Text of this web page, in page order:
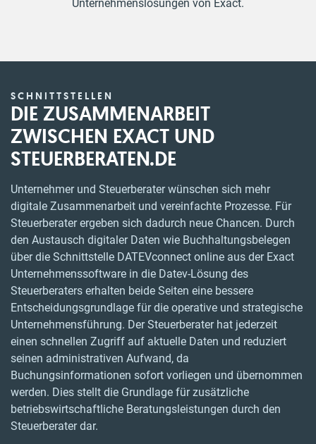
Unternehmenslösungen von Exact.
SCHNITTSTELLEN
DIE ZUSAMMENARBEIT
ZWISCHEN EXACT UND
STEUERBERATEN.DE
Unternehmer und Steuerberater wünschen sich mehr
digitale Zusammenarbeit und vereinfachte Prozesse. Für
Steuerberater ergeben sich dadurch neue Chancen. Durch
den Austausch digitaler Daten wie Buchhaltungsbelegen
über die Schnittstelle DATEVconnect online aus der Exact
Unternehmenssoftware in die Datev-Lösung des
Steuerberaters erhalten beide Seiten eine bessere
Entscheidungsgrundlage für die operative und strategische
Unternehmensführung. Der Steuerberater hat jederzeit
einen schnellen Zugriff auf aktuelle Daten und reduziert
seinen administrativen Aufwand, da
Buchungsinformationen sofort vorliegen und übernommen
werden. Dies stellt die Grundlage für zusätzliche
betriebswirtschaftliche Beratungsleistungen durch den
Steuerberater dar.